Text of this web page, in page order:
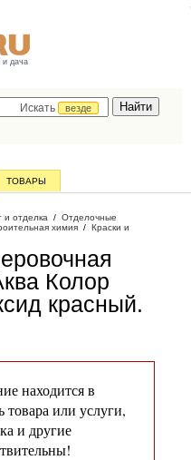
и дача
Искать
везде
ТОВАРЫ
и отделка / Отделочные
химия / Краски и
Колор
красный.
находится в
или услуги,
и другие